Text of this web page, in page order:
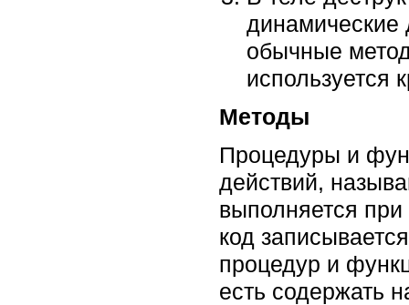
динамические
обычные
используется
Методы
Процедуры и
действий,
выполняется
код
процедур и
есть содержать